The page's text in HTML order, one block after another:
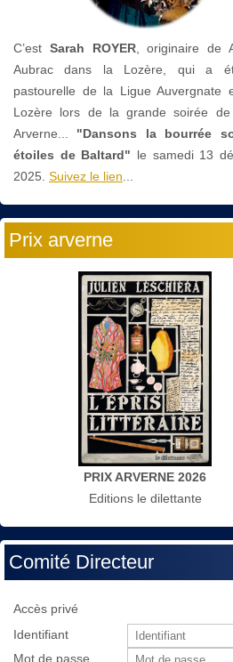
C’est Sarah ROYER, originaire de
Aubrac dans la Lozère, qui a
pastourelle de la Ligue Auvergnate
Lozère lors de la grande soirée
Arverne...
"Dansons la bourrée
étoiles de Baltard" le samedi 13
2025. Suivez le lien
Prix arverne
PRIX ARVERNE 2026
Editions le dilettante
Comité Directeur
Accès privé
Identifiant
Mot de passe